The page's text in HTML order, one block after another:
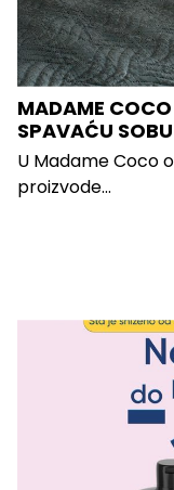
MADAME
SPAVAĆU SOBU
U Madame Coco
proizvode...